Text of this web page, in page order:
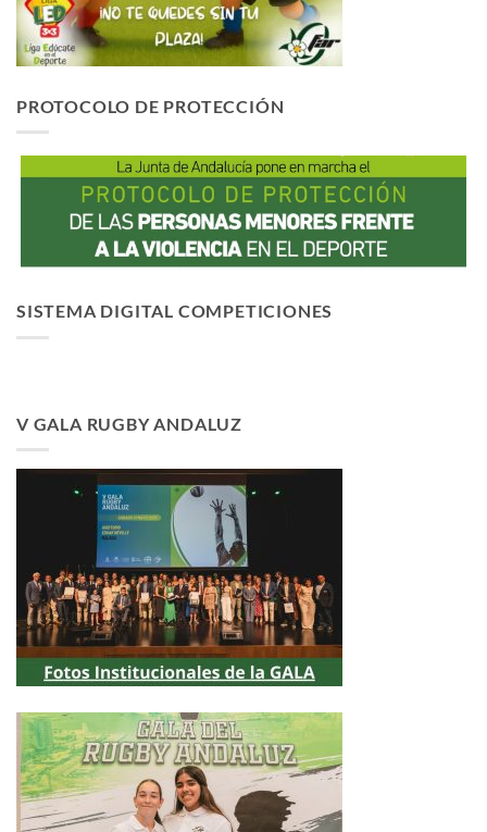
PROTOCOLO DE PROTECCIÓN
SISTEMA DIGITAL COMPETICIONES
V GALA RUGBY ANDALUZ